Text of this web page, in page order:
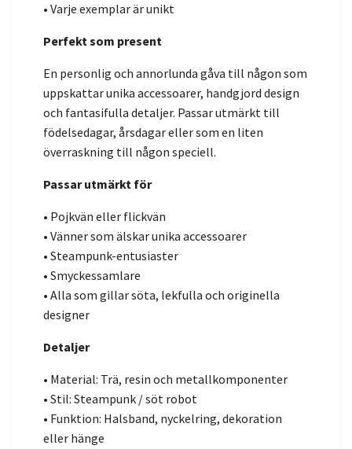
• Varje exemplar är unikt
Perfekt som present
En personlig och annorlunda gåva till någon som
uppskattar unika accessoarer, handgjord design
och fantasifulla detaljer. Passar utmärkt till
födelsedagar, årsdagar eller som en liten
överraskning till någon speciell.
Passar utmärkt för
• Pojkvän eller flickvän
• Vänner som älskar unika accessoarer
• Steampunk-entusiaster
• Smyckessamlare
• Alla som gillar söta, lekfulla och originella
designer
Detaljer
• Material: Trä, resin och metallkomponenter
• Stil: Steampunk / söt robot
• Funktion: Halsband, nyckelring, dekoration
eller hänge